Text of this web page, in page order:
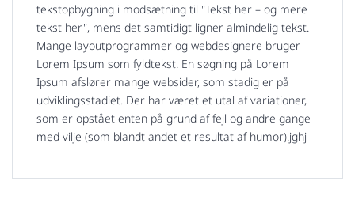
tekstopbygning i modsætning til "Tekst her – og mere
tekst her", mens det samtidigt ligner almindelig tekst.
Mange layoutprogrammer og webdesignere bruger
Lorem Ipsum som fyldtekst. En søgning på Lorem
Ipsum afslører mange websider, som stadig er på
udviklingsstadiet. Der har været et utal af variationer,
som er opstået enten på grund af fejl og andre gange
med vilje (som blandt andet et resultat af humor).jghj